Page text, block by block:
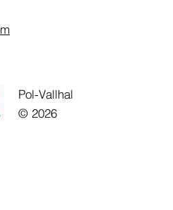
Pol-Vallhal
© 2026